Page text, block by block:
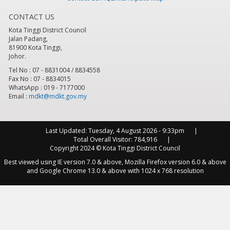
8pm
9 pm
11pm
CONTACT US
Kota Tinggi District Council
Jalan Padang,
81900 Kota Tinggi,
Johor.
Tel No : 07 - 8831004 / 8834558
Fax No : 07 - 8834015
WhatsApp : 019 - 7177000
Email : mdkt@mdkt.gov.my
Last Updated: Tuesday, 4 August 2026 - 9:33pm
Total Overall Visitor: 784,916
Copyright 2024 © Kota Tinggi District Council
Best viewed using IE version 7.0 & above, Mozilla Firefox version 6.0 & above
and Google Chrome 13.0 & above with 1024 x 768 resolution